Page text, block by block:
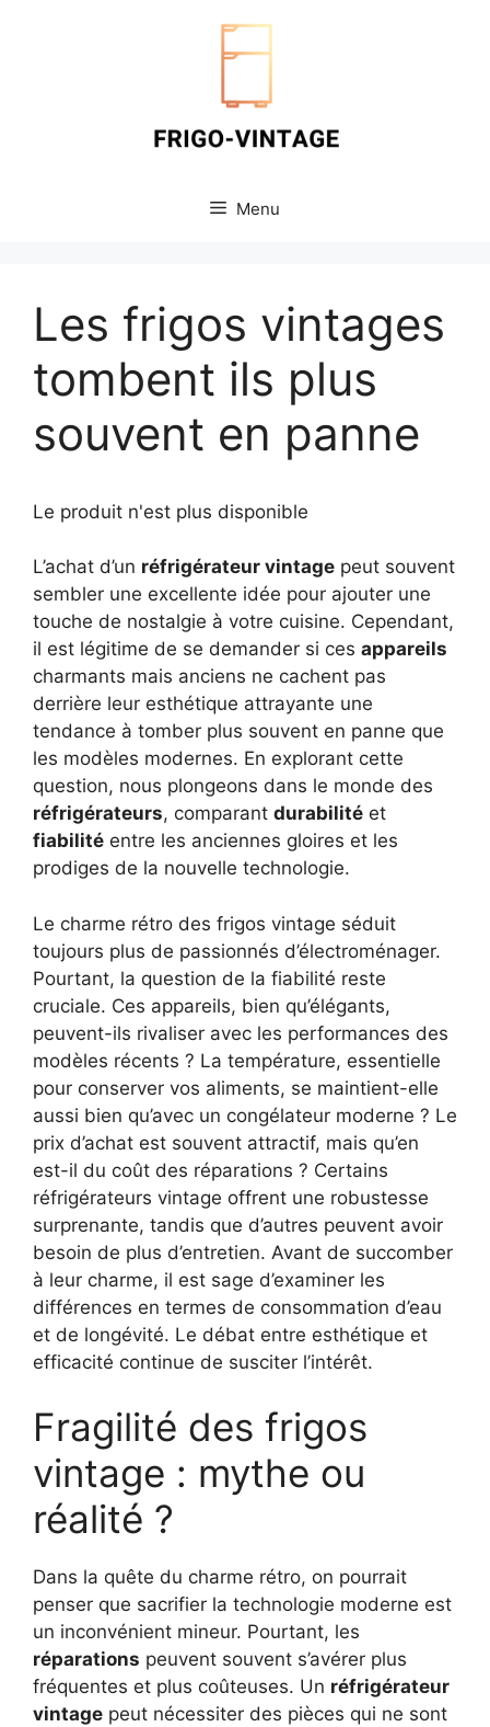
Menu
Les frigos vintages
tombent ils plus
souvent en panne
Le produit n'est plus disponible
L’achat d’un réfrigérateur vintage peut souvent
sembler une excellente idée pour ajouter une
touche de nostalgie à votre cuisine. Cependant,
il est légitime de se demander si ces appareils
charmants mais anciens ne cachent pas
derrière leur esthétique attrayante une
tendance à tomber plus souvent en panne que
les modèles modernes. En explorant cette
question, nous plongeons dans le monde des
réfrigérateurs, comparant durabilité et
fiabilité entre les anciennes gloires et les
prodiges de la nouvelle technologie.
Le charme rétro des frigos vintage séduit
toujours plus de passionnés d’électroménager.
Pourtant, la question de la fiabilité reste
cruciale. Ces appareils, bien qu’élégants,
peuvent-ils rivaliser avec les performances des
modèles récents ? La température, essentielle
pour conserver vos aliments, se maintient-elle
aussi bien qu’avec un congélateur moderne ? Le
prix d’achat est souvent attractif, mais qu’en
est-il du coût des réparations ? Certains
réfrigérateurs vintage offrent une robustesse
surprenante, tandis que d’autres peuvent avoir
besoin de plus d’entretien. Avant de succomber
à leur charme, il est sage d’examiner les
différences en termes de consommation d’eau
et de longévité. Le débat entre esthétique et
efficacité continue de susciter l’intérêt.
Fragilité des frigos
vintage : mythe ou
réalité ?
Dans la quête du charme rétro, on pourrait
penser que sacrifier la technologie moderne est
un inconvénient mineur. Pourtant, les
réparations peuvent souvent s’avérer plus
fréquentes et plus coûteuses. Un réfrigérateur
vintage peut nécessiter des pièces qui ne sont